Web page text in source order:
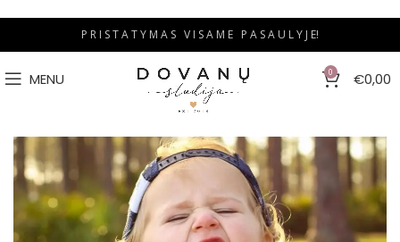
P R I S T A T Y M A S V I S A M E P A S A U L Y J E!
MENU 0 €0,00